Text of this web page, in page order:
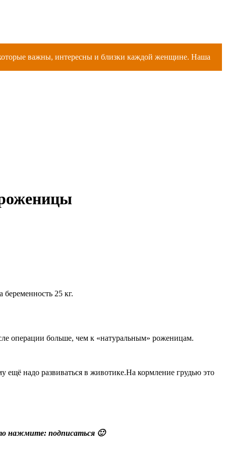
важны, интересны и близки каждой женщине. Наша
беременность 25 кг.
операции больше, чем к «натуральным» роженицам.
ещё надо развиваться в животике.На кормление грудью это
нажмите: подписаться 🙂